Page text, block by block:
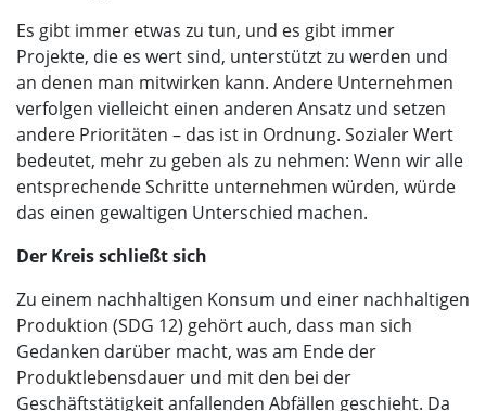
Es gibt immer etwas zu tun, und es gibt immer
Projekte, die es wert sind, unterstützt zu werden und
an denen man mitwirken kann. Andere Unternehmen
verfolgen vielleicht einen anderen Ansatz und setzen
andere Prioritäten – das ist in Ordnung. Sozialer Wert
bedeutet, mehr zu geben als zu nehmen: Wenn wir alle
entsprechende Schritte unternehmen würden, würde
das einen gewaltigen Unterschied machen.
Der Kreis schließt sich
Zu einem nachhaltigen Konsum und einer nachhaltigen
Produktion (SDG 12) gehört auch, dass man sich
Gedanken darüber macht, was am Ende der
Produktlebensdauer und mit den bei der
Geschäftstätigkeit anfallenden Abfällen geschieht. Da